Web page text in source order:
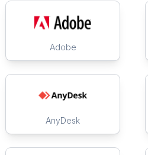
Adobe
AnyDesk